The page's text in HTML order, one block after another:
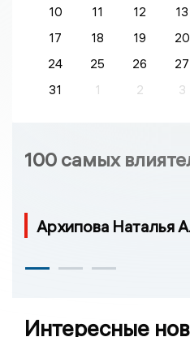
10
11 12 13
17
18 19 20
24
25 26 27
31
1 2 3
100 самых
Архипова Наталья
Интересные